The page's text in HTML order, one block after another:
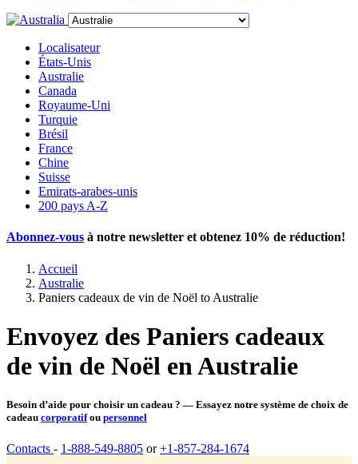
Localisateur
États-Unis
Australie
Canada
Royaume-Uni
Turquie
Brésil
France
Chine
Suisse
Emirats-arabes-unis
200 pays A-Z
Abonnez-vous à notre newsletter et obtenez 10% de réduction!
Accueil
Australie
Paniers cadeaux de vin de Noël to Australie
Envoyez des Paniers cadeaux
de vin de Noël en Australie
Besoin d’aide pour choisir un cadeau ? — Essayez notre système de choix de
cadeau corporatifou personnel
Contacts - 1-888-549-8805 or+1-857-284-1674